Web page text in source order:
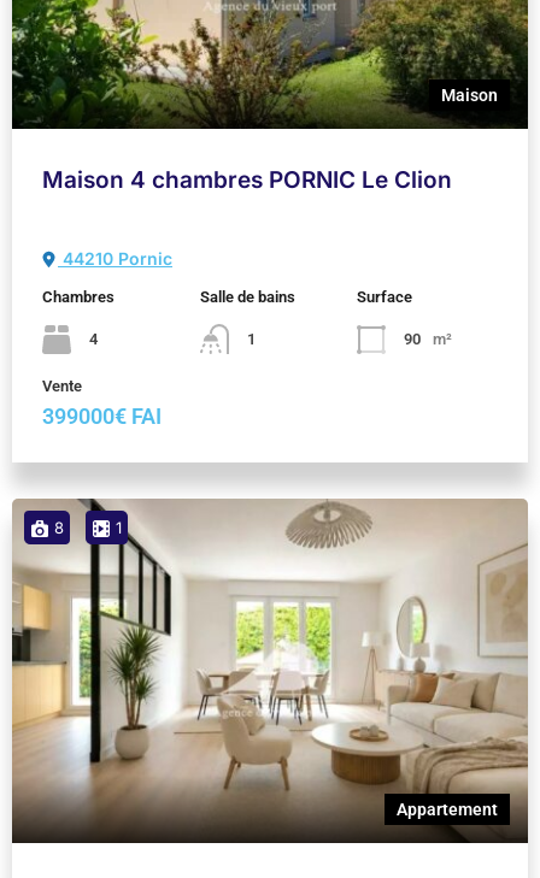
Maison
Maison 4 chambres PORNIC Le Clion
44210 Pornic
Chambres
4
Salle de bains
1
Surface
90 m²
Vente
399000€ FAI
8 1
Appartement